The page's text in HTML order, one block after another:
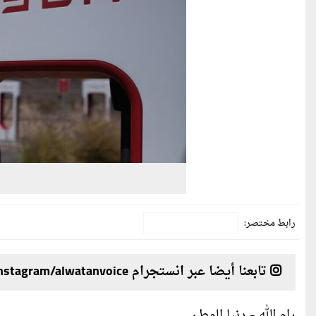
رابط مختصر:
تابعنا أيضا عبر انستجرام instagram/alwatanvoice